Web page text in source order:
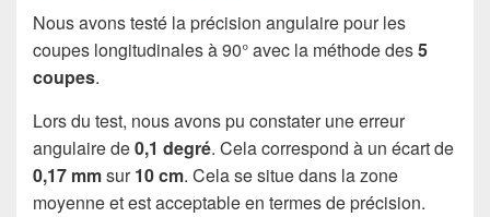
Nous avons testé la précision angulaire pour les
coupes longitudinales à 90° avec la méthode des5
coupes.
Lors du test, nous avons pu constater une erreur
angulaire de0,1 degré. Cela correspond à un écart de
0,17 mmsur10 cm. Cela se situe dans la zone
moyenne et est acceptable en termes de précision.